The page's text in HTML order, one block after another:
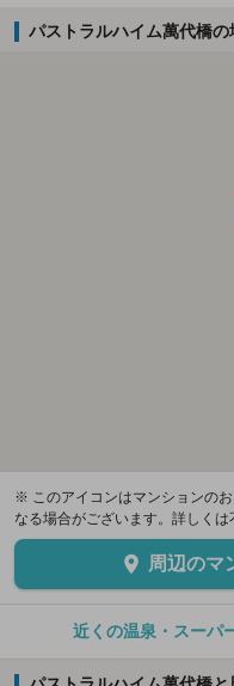
パストラルハイム萬代橋
※ このアイコンはマンションの
なる場合がございます。詳しくは
周辺のマ
近くの温泉・スーパ